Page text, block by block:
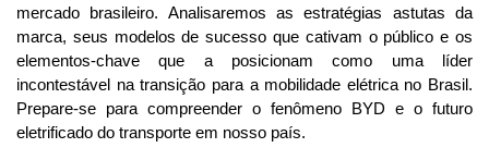
mercado brasileiro. Analisaremos as estratégias astutas da
marca, seus modelos de sucesso que cativam o público e os
elementos-chave que a posicionam como uma líder
incontestável na transição para a mobilidade elétrica no Brasil.
Prepare-se para compreender o fenômeno BYD e o futuro
eletrificado do transporte em nosso país.